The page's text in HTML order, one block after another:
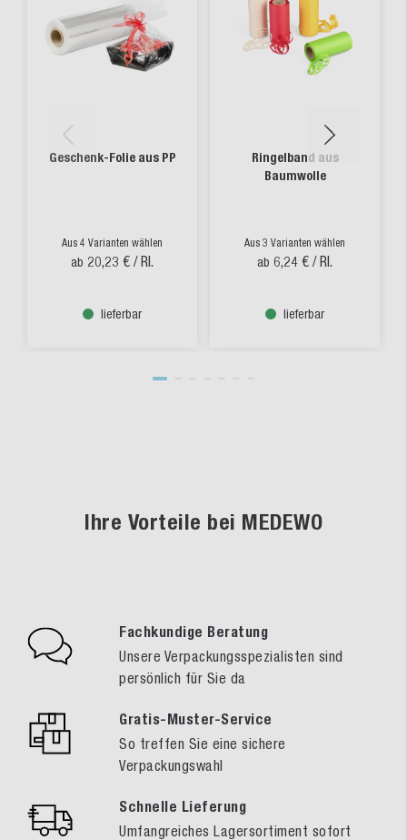
Geschenk-Folie aus PP
Aus 4 Varianten wählen
ab 20,23 € / Rl.
lieferbar
Ringelband aus
Baumwolle
Aus 3 Varianten wählen
ab 6,24 € / Rl.
lieferbar
Ihre Vorteile bei MEDEWO
Fachkundige Beratung
Unsere Verpackungsspezialisten sind
persönlich für Sie da
Gratis-Muster-Service
So treffen Sie eine sichere
Verpackungswahl
Schnelle Lieferung
Umfangreiches Lagersortiment sofort